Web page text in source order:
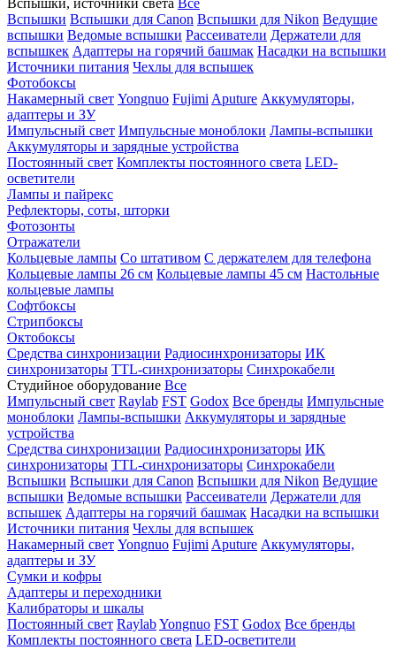
Вспышки, источники света Все
Вспышки Вспышки для Canon Вспышки для Nikon Ведущие
вспышки Ведомые вспышки Рассеиватели Держатели для
вспышкек Адаптеры на горячий башмак Насадки на вспышки
Источники питания Чехлы для вспышек
Фотобоксы
Накамерный свет Yongnuo Fujimi Aputure Аккумуляторы,
адаптеры и ЗУ
Импульсный свет Импульсные моноблоки Лампы-вспышки
Аккумуляторы и зарядные устройства
Постоянный свет Комплекты постоянного света LED-
осветители
Лампы и пайрекс
Рефлекторы, соты, шторки
Фотозонты
Отражатели
Кольцевые лампы Со штативом С держателем для телефона
Кольцевые лампы 26 см Кольцевые лампы 45 см Настольные
кольцевые лампы
Софтбоксы
Стрипбоксы
Октобоксы
Средства синхронизации Радиосинхронизаторы ИК
синхронизаторы TTL-синхронизаторы Синхрокабели
Студийное оборудование Все
Импульсный свет Raylab FST Godox Все бренды Импульсные
моноблоки Лампы-вспышки Аккумуляторы и зарядные
устройства
Средства синхронизации Радиосинхронизаторы ИК
синхронизаторы TTL-синхронизаторы Синхрокабели
Вспышки Вспышки для Canon Вспышки для Nikon Ведущие
вспышки Ведомые вспышки Рассеиватели Держатели для
вспышек Адаптеры на горячий башмак Насадки на вспышки
Источники питания Чехлы для вспышек
Накамерный свет Yongnuo Fujimi Aputure Аккумуляторы,
адаптеры и ЗУ
Сумки и кофры
Адаптеры и переходники
Калибраторы и шкалы
Постоянный свет RaylabYongnuo FST Godox Все бренды
Комплекты постоянного света LED-осветители